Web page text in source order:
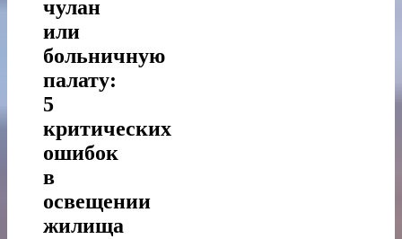
чулан
или
больничную
палату:
5
критических
ошибок
в
освещении
жилища